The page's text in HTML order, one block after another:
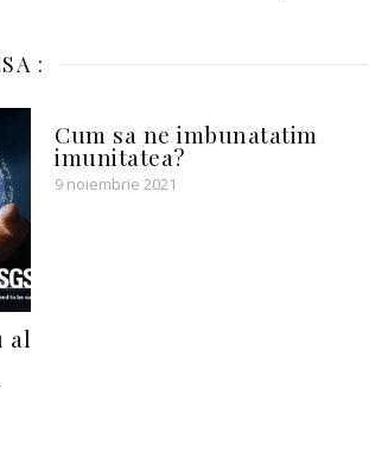
:
al
Cum sa ne imbunatatim
imunitatea?
9 noiembrie 2021